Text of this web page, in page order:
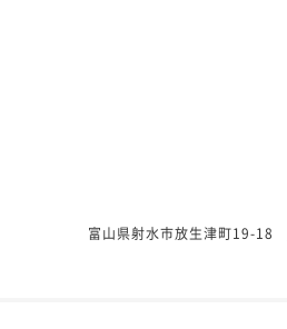
富山県射水市放生津町19-18